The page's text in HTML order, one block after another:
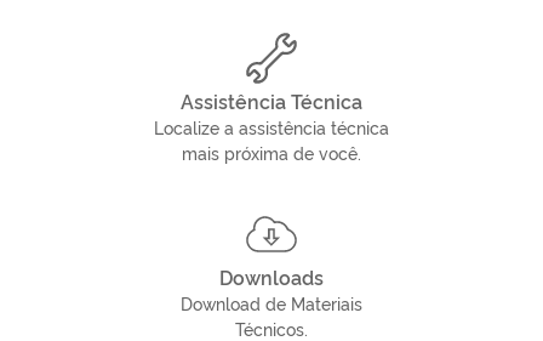
Assistência Técnica
Localize a assistência técnica
mais próxima de você.
Downloads
Download de Materiais
Técnicos.